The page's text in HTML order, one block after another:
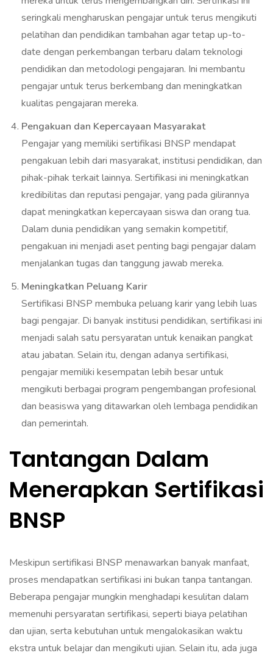
seringkali mengharuskan pengajar untuk terus mengikuti
pelatihan dan pendidikan tambahan agar tetap up-to-
date dengan perkembangan terbaru dalam teknologi
pendidikan dan metodologi pengajaran. Ini membantu
pengajar untuk terus berkembang dan meningkatkan
kualitas pengajaran mereka.
Pengakuan dan Kepercayaan Masyarakat
Pengajar yang memiliki sertifikasi BNSP mendapat
pengakuan lebih dari masyarakat, institusi pendidikan, dan
pihak-pihak terkait lainnya. Sertifikasi ini meningkatkan
kredibilitas dan reputasi pengajar, yang pada gilirannya
dapat meningkatkan kepercayaan siswa dan orang tua.
Dalam dunia pendidikan yang semakin kompetitif,
pengakuan ini menjadi aset penting bagi pengajar dalam
menjalankan tugas dan tanggung jawab mereka.
Meningkatkan Peluang Karir
Sertifikasi BNSP membuka peluang karir yang lebih luas
bagi pengajar. Di banyak institusi pendidikan, sertifikasi ini
menjadi salah satu persyaratan untuk kenaikan pangkat
atau jabatan. Selain itu, dengan adanya sertifikasi,
pengajar memiliki kesempatan lebih besar untuk
mengikuti berbagai program pengembangan profesional
dan beasiswa yang ditawarkan oleh lembaga pendidikan
dan pemerintah.
Tantangan Dalam
Menerapkan Sertifikasi
BNSP
Meskipun sertifikasi BNSP menawarkan banyak manfaat,
proses mendapatkan sertifikasi ini bukan tanpa tantangan.
Beberapa pengajar mungkin menghadapi kesulitan dalam
memenuhi persyaratan sertifikasi, seperti biaya pelatihan
dan ujian, serta kebutuhan untuk mengalokasikan waktu
ekstra untuk belajar dan mengikuti ujian. Selain itu, ada juga